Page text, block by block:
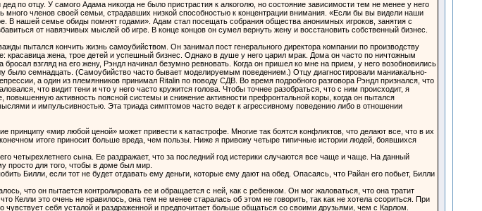
по отцу. У самого Адама никогда не было пристрастия к алкоголю, но состояние зависимости тем не менее у него
членов своей семьи, страдавших низкой способностью к концентрации внимания. «Если бы вы видели наши
нашей семье обиды помнят годами». Адам стал посещать собрания общества анонимных игроков, занятия с
от навязчивых мыслей об игре. В конце концов он сумел вернуть жену и восстановить собственный бизнес.
пытался кончить жизнь самоубийством. Он занимал пост генерального директора компании по производству
красавица жена, трое детей и успешный бизнес. Однако в душе у него царил мрак. Дома он часто по ничтожным
взгляд на его жену, Рэндл начинал безумно ревновать. Когда он пришел ко мне на прием, у него возобновились
было семнадцать. (Самоубийство часто бывает моделируемым поведением.) Отцу диагностировали маниакально-
а один из племянников принимал Ritalin по поводу СДВ. Во время подробного разговора Рэндл признался, что
что видит тени и что у него часто кружится голова. Чтобы точнее разобраться, что с ним происходит, я
активность поясной системы и снижение активности префронтальной коры, когда он пытался
и импульсивностью. Эта триада симптомов часто ведет к агрессивному поведению либо в отношении
«мир любой ценой» может привести к катастрофе. Многие так боятся конфликтов, что делают все, что в их
итоге приносит больше вреда, чем пользы. Ниже я привожу четыре типичные истории людей, боявшихся
четырехлетнего сына. Ее раздражает, что за последний год истерики случаются все чаще и чаще. На данный
просто для того, чтобы в доме был мир.
Билли, если тот не будет отдавать ему деньги, которые ему дают на обед. Опасаясь, что Райан его побьет, Билли
что он пытается контролировать ее и обращается с ней, как с ребенком. Он мог жаловаться, что она тратит
Келли это очень не нравилось, она тем не менее старалась об этом не говорить, так как не хотела ссориться. При
чувствует себя усталой и раздраженной и предпочитает больше общаться со своими друзьями, чем с Карлом.